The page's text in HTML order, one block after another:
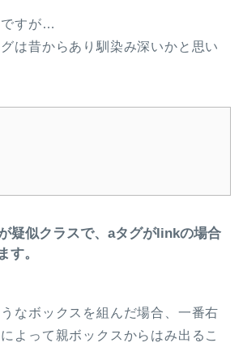
ですが…
は昔からあり馴染み深いかと思い
疑似クラスで、aタグがlinkの場合
す。
なボックスを組んだ場合、一番右
よって親ボックスからはみ出るこ